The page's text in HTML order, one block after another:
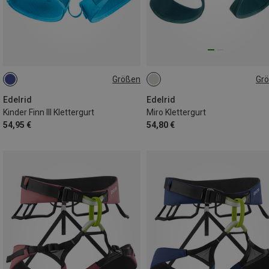
Größen
Edelrid
Kinder Finn III Klettergurt
54,95 €
XS | 50-70CM
Edelrid
Miro Klettergurt
54,80 €
71-86CM
85-100CM